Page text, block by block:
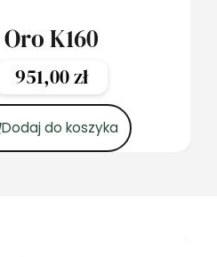
Oro K160
951,00zł
Dodaj do koszyka